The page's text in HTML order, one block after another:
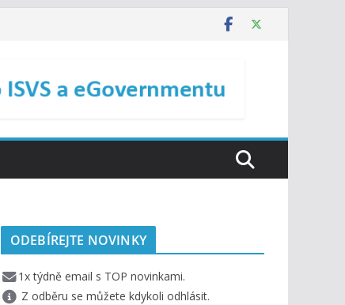
ODEBÍREJTE NOVINKY
1x týdně email s TOP novinkami.
Z odběru se můžete kdykoli odhlásit.